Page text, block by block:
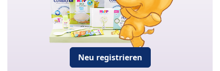
Neu registrieren